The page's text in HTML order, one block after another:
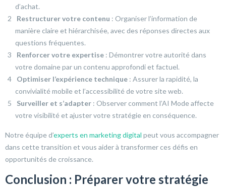
d’achat.
Restructurer votre contenu : Organiser l’information de
manière claire et hiérarchisée, avec des réponses directes aux
questions fréquentes.
Renforcer votre expertise : Démontrer votre autorité dans
votre domaine par un contenu approfondi et factuel.
Optimiser l’expérience technique : Assurer la rapidité, la
convivialité mobile et l’accessibilité de votre site web.
Surveiller et s’adapter : Observer comment l’AI Mode affecte
votre visibilité et ajuster votre stratégie en conséquence.
Notre équipe d’experts en marketing digital peut vous accompagner
dans cette transition et vous aider à transformer ces défis en
opportunités de croissance.
Conclusion : Préparer votre stratégie